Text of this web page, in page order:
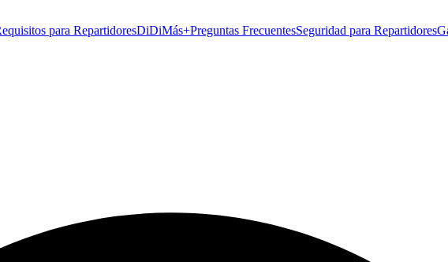
para RepartidoresDiDiMás+Preguntas FrecuentesSeguridad para Repartidores